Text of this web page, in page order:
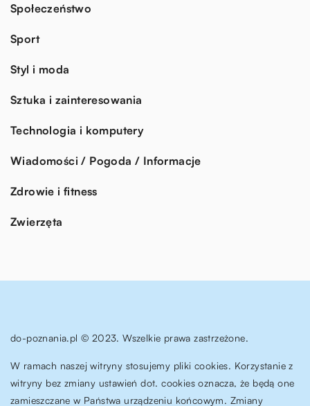
Społeczeństwo
Sport
Styl i moda
Sztuka i zainteresowania
Technologia i komputery
Wiadomości / Pogoda / Informacje
Zdrowie i fitness
Zwierzęta
do-poznania.pl © 2023. Wszelkie prawa zastrzeżone.
W ramach naszej witryny stosujemy pliki cookies. Korzystanie z
witryny bez zmiany ustawień dot. cookies oznacza, że będą one
zamieszczane w Państwa urządzeniu końcowym. Zmiany